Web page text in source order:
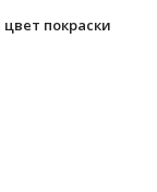
покраски